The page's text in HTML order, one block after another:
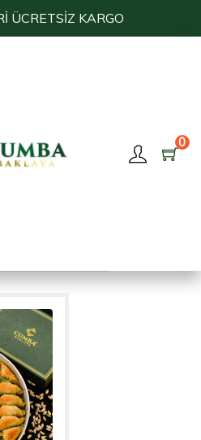
ÜCRETSİZ KARGO
0